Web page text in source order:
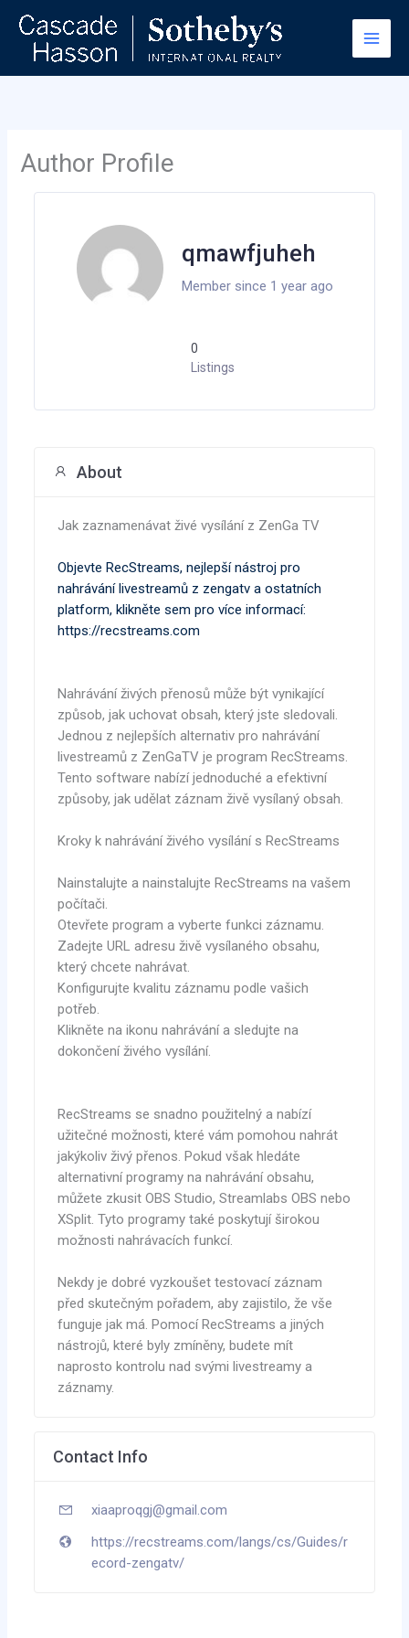
content
Author Profile
qmawfjuheh
Member since 1 year ago
0
Listings
About
Jak zaznamenávat živé vysílání z ZenGa TV
Objevte RecStreams, nejlepší nástroj pro
nahrávání livestreamů z zengatv a ostatních
platform, klikněte sem pro více informací:
https://recstreams.com
Nahrávání živých přenosů může být vynikající
způsob, jak uchovat obsah, který jste sledovali.
Jednou z nejlepších alternativ pro nahrávání
livestreamů z ZenGaTV je program RecStreams.
Tento software nabízí jednoduché a efektivní
způsoby, jak udělat záznam živě vysílaný obsah.
Kroky k nahrávání živého vysílání s RecStreams
Nainstalujte a nainstalujte RecStreams na vašem
počítači.
Otevřete program a vyberte funkci záznamu.
Zadejte URL adresu živě vysílaného obsahu,
který chcete nahrávat.
Konfigurujte kvalitu záznamu podle vašich
potřeb.
Klikněte na ikonu nahrávání a sledujte na
dokončení živého vysílání.
RecStreams se snadno použitelný a nabízí
užitečné možnosti, které vám pomohou nahrát
jakýkoliv živý přenos. Pokud však hledáte
alternativní programy na nahrávání obsahu,
můžete zkusit OBS Studio, Streamlabs OBS nebo
XSplit. Tyto programy také poskytují širokou
možnosti nahrávacích funkcí.
Nekdy je dobré vyzkoušet testovací záznam
před skutečným pořadem, aby zajistilo, že vše
funguje jak má. Pomocí RecStreams a jiných
nástrojů, které byly zmíněny, budete mít
naprosto kontrolu nad svými livestreamy a
záznamy.
Contact Info
xiaaproqgj@gmail.com
https://recstreams.com/langs/cs/Guides/r
ecord-zengatv/